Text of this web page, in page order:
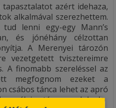
azért idehaza,
alkalmával szerezhettem.
lenni egy-egy Mann’s
és jónéhány célzottan
A Merenyei tározón
vezetgetett tvisztereimre
A finomabb szereléssel az
megfognom ezeket a
csábos tánca lehet az apró
is utána mozdulnak.